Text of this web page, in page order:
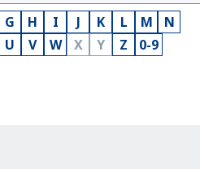
G H I J K L M
N
U V W X Y Z 0-9